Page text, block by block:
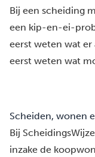
Bij een scheiding
een kip-en-ei-
eerst weten wat
eerst weten wat
Scheiden, wonen
Bij
inzake de